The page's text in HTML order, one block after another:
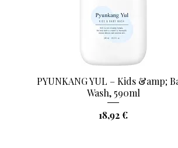
Aperçu rapide
PYUNKANG YUL – Kids &amp;
Wash, 590ml
Prix
18,92 €